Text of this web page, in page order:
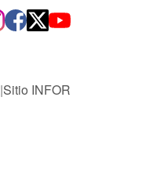
|Sitio INFOR